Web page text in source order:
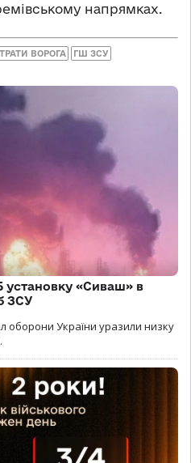
напрямках.
ВОРОГА ГШ ЗСУ
«Сиваш» в
ЗСУ
оборони України уразили низку